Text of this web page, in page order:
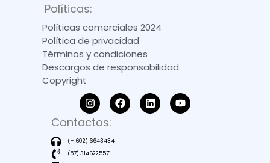
Políticas:
Políticas comerciales 2024
Política de privacidad
Términos y condiciones
Descargos de responsabilidad
Copyright
Contactos:
(+ 602) 6643434
(57) 3146225571